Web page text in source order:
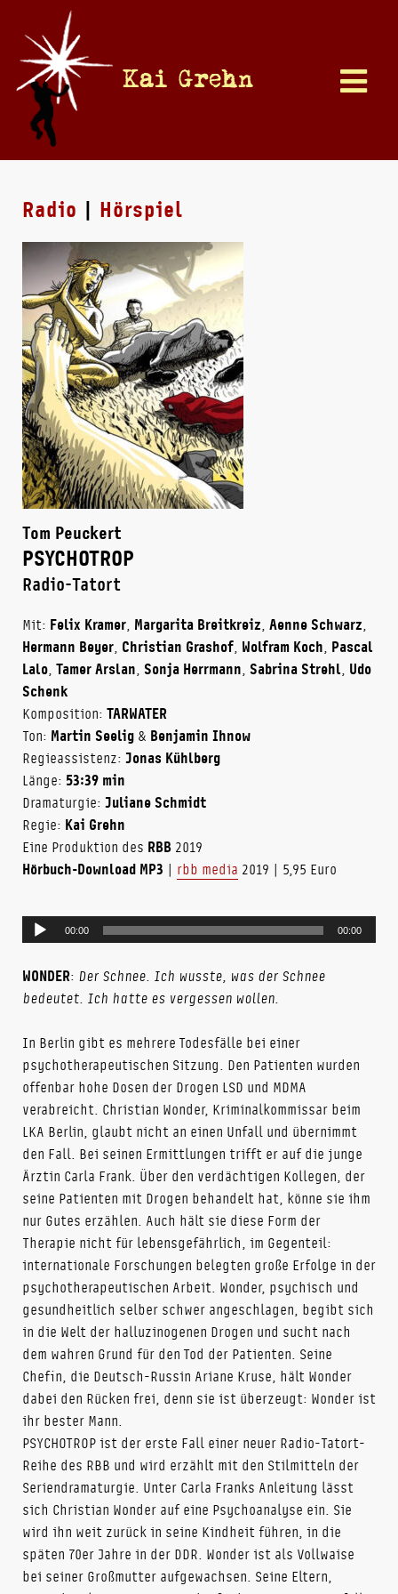
Kai Grehn
Radio | Hörspiel
Tom Peuckert
PSYCHOTROP
Radio-Tatort
Mit: Felix Kramer, Margarita Breitkreiz, Aenne Schwarz,
Hermann Beyer, Christian Grashof, Wolfram Koch, Pascal
Lalo, Tamer Arslan, Sonja Herrmann, Sabrina Strehl, Udo
Schenk
Komposition: TARWATER
Ton: Martin Seelig & Benjamin Ihnow
Regieassistenz: Jonas Kühlberg
Länge: 53:39 min
Dramaturgie: Juliane Schmidt
Regie: Kai Grehn
Eine Produktion des RBB 2019
Hörbuch-Download MP3 | rbb media 2019 | 5,95 Euro
Audio-
Player
00:00 00:00
WONDER: Der Schnee. Ich wusste, was der Schnee
bedeutet. Ich hatte es vergessen wollen.
In Berlin gibt es mehrere Todesfälle bei einer
psychotherapeutischen Sitzung. Den Patienten wurden
offenbar hohe Dosen der Drogen LSD und MDMA
verabreicht. Christian Wonder, Kriminalkommissar beim
LKA Berlin, glaubt nicht an einen Unfall und übernimmt
den Fall. Bei seinen Ermittlungen trifft er auf die junge
Ärztin Carla Frank. Über den verdächtigen Kollegen, der
seine Patienten mit Drogen behandelt hat, könne sie ihm
nur Gutes erzählen. Auch hält sie diese Form der
Therapie nicht für lebensgefährlich, im Gegenteil:
internationale Forschungen belegten große Erfolge in der
psychotherapeutischen Arbeit. Wonder, psychisch und
gesundheitlich selber schwer angeschlagen, begibt sich
in die Welt der halluzinogenen Drogen und sucht nach
dem wahren Grund für den Tod der Patienten. Seine
Chefin, die Deutsch-Russin Ariane Kruse, hält Wonder
dabei den Rücken frei, denn sie ist überzeugt: Wonder ist
ihr bester Mann.
PSYCHOTROP ist der erste Fall einer neuer Radio-Tatort-
Reihe des RBB und wird erzählt mit den Stilmitteln der
Seriendramaturgie. Unter Carla Franks Anleitung lässt
sich Christian Wonder auf eine Psychoanalyse ein. Sie
wird ihn weit zurück in seine Kindheit führen, in die
späten 70er Jahre in der DDR. Wonder ist als Vollwaise
bei seiner Großmutter aufgewachsen. Seine Eltern,